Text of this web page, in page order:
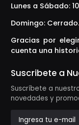
Lunes a Sábado:
Domingo: Cerrado.
Gracias por
cuenta una
Suscribete a
Suscríbete a
novedades y